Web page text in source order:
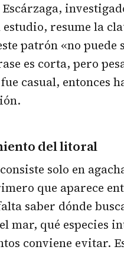
resume la
patrón «no puede
es corta, pero
casual, entonces
del litoral
solo en
que aparece
saber dónde
mar, qué especies
conviene evitar.